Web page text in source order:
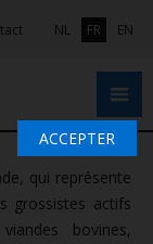
NL FR EN
qui représente
grossistes actifs
bovines,
ACCEPTER